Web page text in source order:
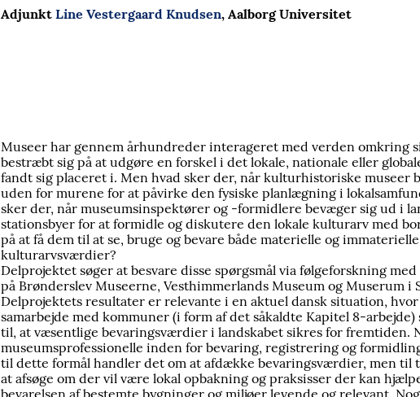
AdjunktLine Vestergaard Knudsen, Aalborg Universitet
Museer har gennem århundreder interageret med verden omkring
bestræbt sig på at udgøre en forskel i det lokale, nationale eller
fandt sig placeret i. Men hvad sker der, når kulturhistoriske museer
uden for murene for at påvirke den fysiske planlægning i
sker der, når museumsinspektører og -formidlere bevæger sig ud i
stationsbyer for at formidle og diskutere den lokale kulturarv med
på at få dem til at se, bruge og bevare både materielle og immaterielle
kulturarvsværdier?
Delprojektet søger at besvare disse spørgsmål via følgeforskning
på Brønderslev Museerne, Vesthimmerlands Museum og Muserum i
Delprojektets resultater er relevante i en aktuel dansk situation, hvor
samarbejde med kommuner (i form af det såkaldte Kapitel 8-arbejde)
til, at væsentlige bevaringsværdier i landskabet sikres for fremtiden.
museumsprofessionelle inden for bevaring, registrering og
til dette formål handler det om at afdække bevaringsværdier, men til
at afsøge om der vil være lokal opbakning og praksisser der kan